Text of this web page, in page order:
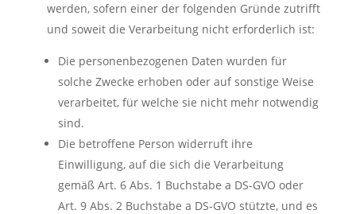
werden, sofern einer der folgenden Gründe zutrifft
und soweit die Verarbeitung nicht erforderlich ist:
Die personenbezogenen Daten wurden für
solche Zwecke erhoben oder auf sonstige Weise
verarbeitet, für welche sie nicht mehr notwendig
sind.
Die betroffene Person widerruft ihre
Einwilligung, auf die sich die Verarbeitung
gemäß Art. 6 Abs. 1 Buchstabe a DS-GVO oder
Art. 9 Abs. 2 Buchstabe a DS-GVO stützte, und es